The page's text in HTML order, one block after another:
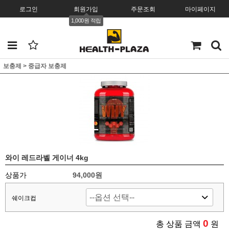
로그인 회원가입
1,000원 적립
주문조회 마이페이지
보충제 > 중급자 보충제
와이 레드라벨 게이너 4kg
상품가 94,000원
쉐이크컵
총 상품 금액 0 원